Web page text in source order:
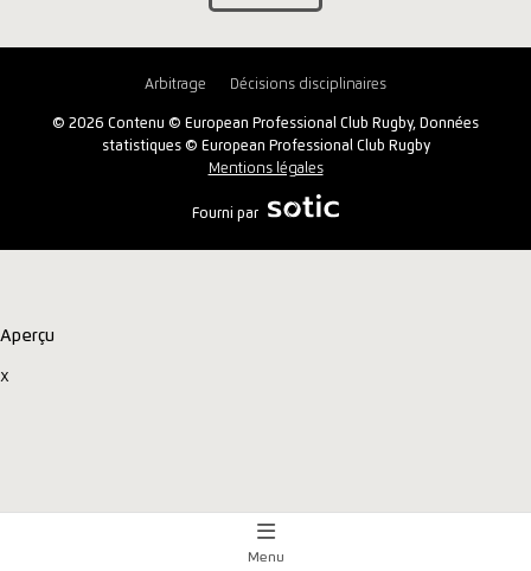
Arbitrage Décisions disciplinaires
© 2026 Contenu © European Professional Club Rugby, Données
statistiques © European Professional Club Rugby
Mentions légales
Fourni par
Aperçu
x
Menu